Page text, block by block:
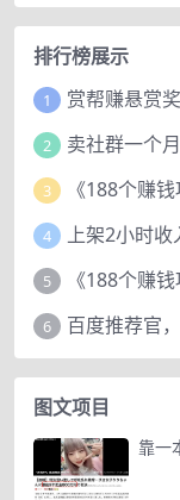
排行榜展示
1
2 卖社群一个
3
4
5
6 百度推荐官
图文项目
靠一